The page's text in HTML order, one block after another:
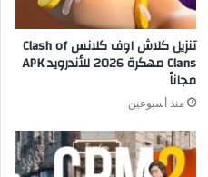
تنزيل كلاش اوف كلانس Clash of
Clans مهكرة 2026 للأندرويد APK
مجاناً
منذ أسبوعين